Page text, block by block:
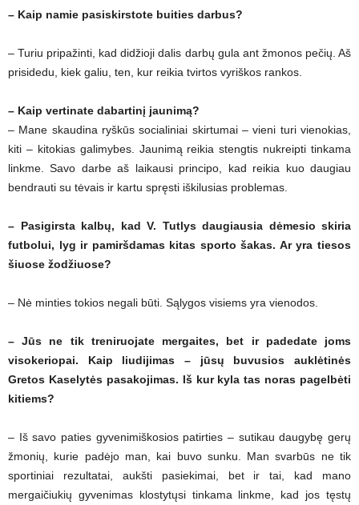
– Kaip namie pasiskirstote buities darbus?
– Turiu pripažinti, kad didžioji dalis darbų gula ant žmonos pečių. Aš
prisidedu, kiek galiu, ten, kur reikia tvirtos vyriškos rankos.
– Kaip vertinate dabartinį jaunimą?
– Mane skaudina ryškūs socialiniai skirtumai – vieni turi vienokias,
kiti – kitokias galimybes. Jaunimą reikia stengtis nukreipti tinkama
linkme. Savo darbe aš laikausi principo, kad reikia kuo daugiau
bendrauti su tėvais ir kartu spręsti iškilusias problemas.
– Pasigirsta kalbų, kad V. Tutlys daugiausia dėmesio skiria
futbolui, lyg ir pamiršdamas kitas sporto šakas. Ar yra tiesos
šiuose žodžiuose?
– Nė minties tokios negali būti. Sąlygos visiems yra vienodos.
– Jūs ne tik treniruojate mergaites, bet ir padedate joms
visokeriopai. Kaip liudijimas – jūsų buvusios auklėtinės
Gretos Kaselytės pasakojimas. Iš kur kyla tas noras pagelbėti
kitiems?
– Iš savo paties gyvenimiškosios patirties – sutikau daugybę gerų
žmonių, kurie padėjo man, kai buvo sunku. Man svarbūs ne tik
sportiniai rezultatai, aukšti pasiekimai, bet ir tai, kad mano
mergaičiukių gyvenimas klostytųsi tinkama linkme, kad jos tęstų